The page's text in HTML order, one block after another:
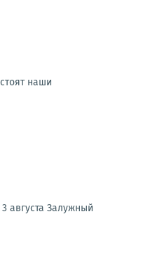
наши
августа Залужный